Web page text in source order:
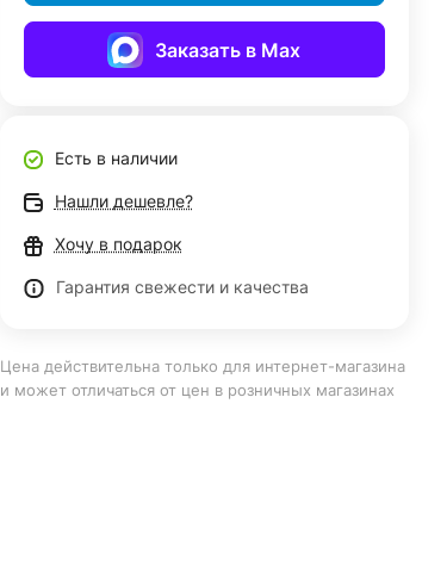
Заказать в Max
Есть в наличии
Нашли дешевле?
Хочу в подарок
Гарантия свежести и качества
Цена действительна только для интернет-магазина
и может отличаться от цен в розничных магазинах